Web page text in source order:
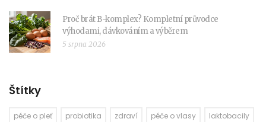
Proč brát B-komplex? Kompletní průvodce
výhodami, dávkováním a výběrem
5 srpna 2026
Štítky
péče o pleť probiotika zdraví péče o vlasy
laktobacily